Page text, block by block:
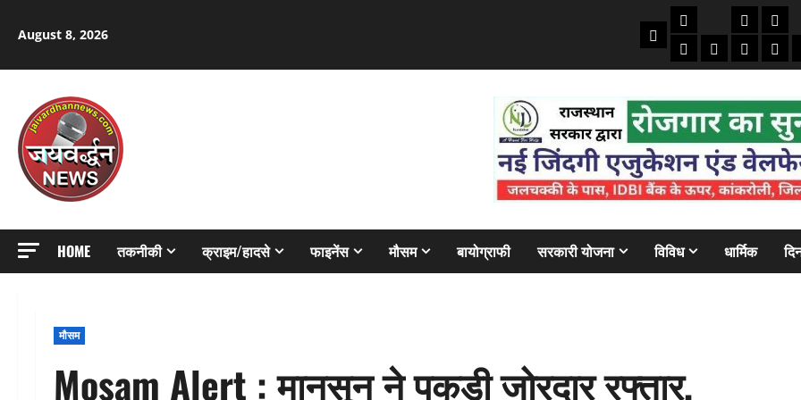
August 8, 2026 Home
तकनीकी
ऑटो
मोबाइल
क्राइम/
अजबबैंक
HOME तकनीकी क्राइम/हादसे फाइनेंस मौसम बायोग्राफी सरकारी योजना विविध धार्मिक
मौसम
Mosam Alert : मानसून ने पकड़ी जोरदार रफ्तार,